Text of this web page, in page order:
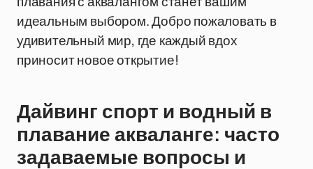
идеальным выбором. Добро пожаловать в
удивительный мир, где каждый вдох
приносит новое открытие!
Дайвинг спорт и водный в
плавание акваланге: часто
задаваемые вопросы и